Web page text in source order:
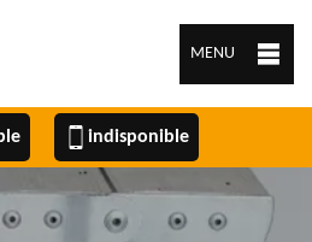
MENU
indisponible